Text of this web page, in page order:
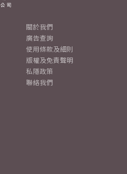
關於我們
廣告查詢
使用條款及細則
版權及免責聲明
私隱政策
聯絡我們